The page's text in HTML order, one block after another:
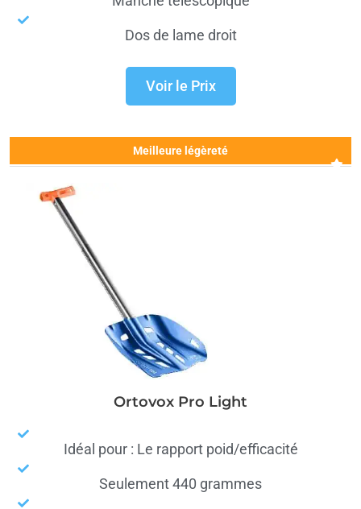
Dos de lame droit
Voir le Prix
Meilleure légèreté
Ortovox Pro Light
Idéal pour : Le rapport poid/efficacité
Seulement 440 grammes